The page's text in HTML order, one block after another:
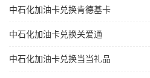
中石化加油卡兑换肯德基卡
中石化加油卡兑换关爱通
中石化加油卡兑换当当礼品